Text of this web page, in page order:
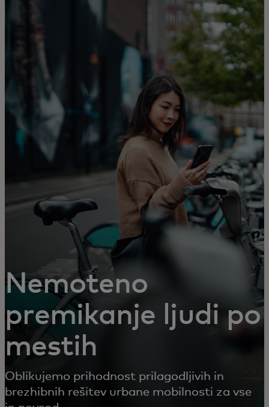
Za podjetja
Za svet
Za inovatorje
Novice in trendi
Nemoteno
premikanje ljudi po
mestih
Oblikujemo prihodnost prilagodljivih in
brezhibnih rešitev urbane mobilnosti za vse